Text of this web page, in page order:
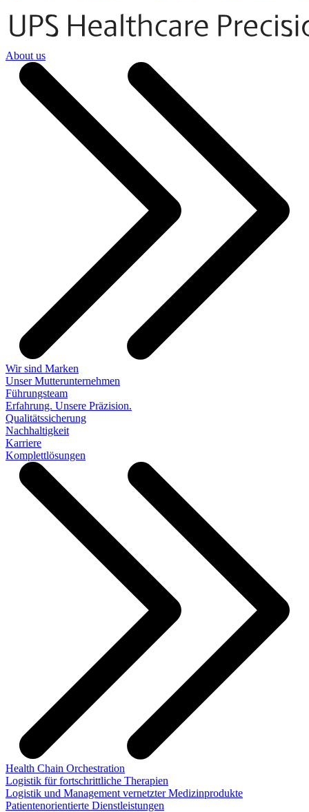
About us
Wir sind Marken
Unser Mutterunternehmen
Führungsteam
Erfahrung. Unsere Präzision.
Qualitätssicherung
Nachhaltigkeit
Karriere
Komplettlösungen
Health Chain Orchestration
Logistik für fortschrittliche Therapien
Logistik und Management vernetzter Medizinprodukte
Patientenorientierte Dienstleistungen